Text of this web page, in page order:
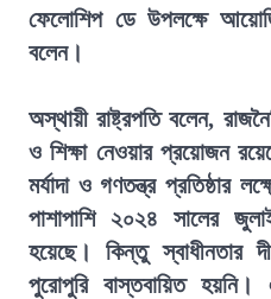
ফেলোশিপ ডে উপলক্ষে
বলেন।
অস্থায়ী রাষ্ট্রপতি বলেন,
ও শিক্ষা নেওয়ার প্রয়োজন
মর্যাদা ও গণতন্ত্র প্রতিষ্ঠার
পাশাপাশি ২০২৪ সালের
হয়েছে। কিন্তু স্বাধীনতার
পুরোপুরি বাস্তবায়িত